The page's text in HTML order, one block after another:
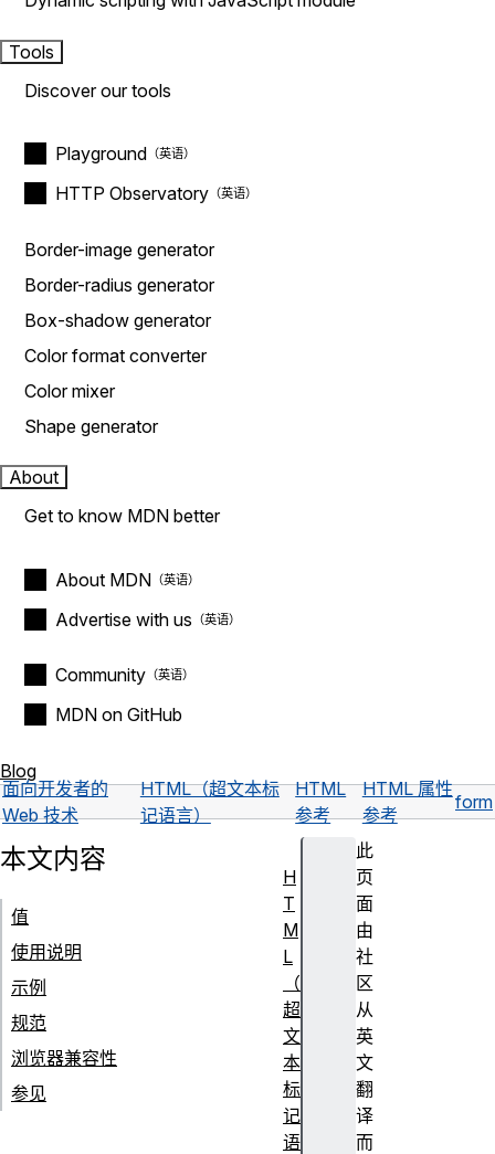
Tools
Discover our tools
Playground
HTTP Observatory
Border-image generator
Border-radius generator
Box-shadow generator
Color format converter
Color mixer
Shape generator
About
Get to know MDN better
About MDN
Advertise with us
Community
MDN on GitHub
Blog
面向开发者的
Web 技术
HTML（超文本标
记语言）
HTML
参考
HTML 属性
参考
form
此
页
面
由
社
区
从
英
文
翻
译
而
本文内容
值
使用说明
示例
规范
浏览器兼容性
参见
H
T
M
L
（
超
文
本
标
记
语